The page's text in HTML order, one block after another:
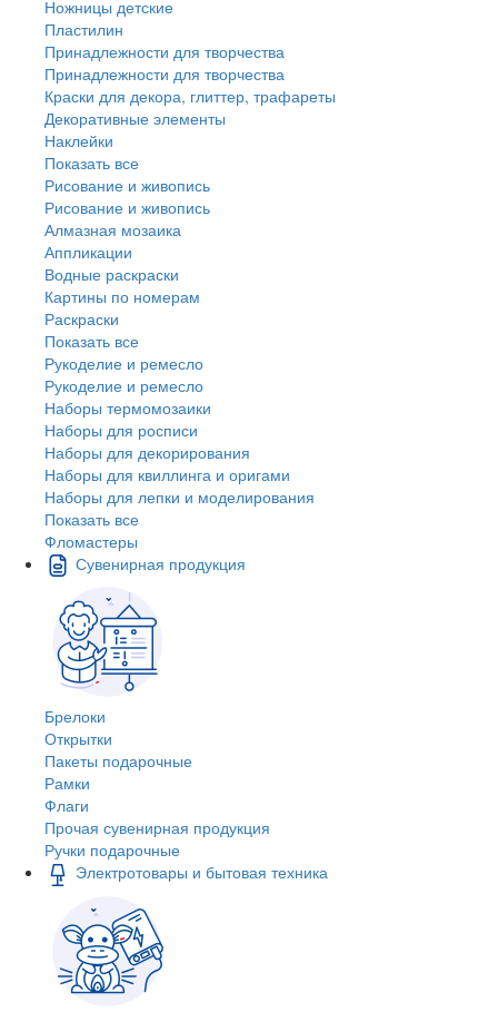
Ножницы детские
Пластилин
Принадлежности для творчества
Принадлежности для творчества
Краски для декора, глиттер, трафареты
Декоративные элементы
Наклейки
Показать все
Рисование и живопись
Рисование и живопись
Алмазная мозаика
Аппликации
Водные раскраски
Картины по номерам
Раскраски
Показать все
Рукоделие и ремесло
Рукоделие и ремесло
Наборы термомозаики
Наборы для росписи
Наборы для декорирования
Наборы для квиллинга и оригами
Наборы для лепки и моделирования
Показать все
Фломастеры
Сувенирная продукция
Брелоки
Открытки
Пакеты подарочные
Рамки
Флаги
Прочая сувенирная продукция
Ручки подарочные
Электротовары и бытовая техника